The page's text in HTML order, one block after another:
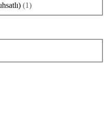
(1)